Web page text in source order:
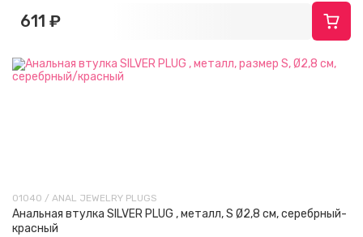
611 ₽
01040 / ANAL JEWELRY PLUGS
Анальная втулка SILVER PLUG , металл, S Ø2,8 см, серебрный-
красный